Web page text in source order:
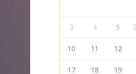
3 4 5
10 11 12
17 18 19